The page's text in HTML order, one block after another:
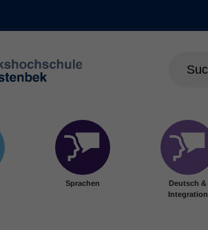
Sprachen
Deutsch &
Integration